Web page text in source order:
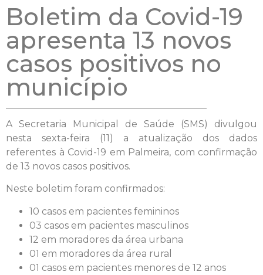
Boletim da Covid-19
apresenta 13 novos
casos positivos no
município
A Secretaria Municipal de Saúde (SMS) divulgou
nesta sexta-feira (11) a atualização dos dados
referentes à Covid-19 em Palmeira, com confirmação
de 13 novos casos positivos.
Neste boletim foram confirmados:
10 casos em pacientes femininos
03 casos em pacientes masculinos
12 em moradores da área urbana
01 em moradores da área rural
01 casos em pacientes menores de 12 anos